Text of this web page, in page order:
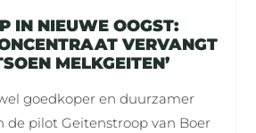
IN NIEUWE OOGST:
VERVANGT
MELKGEITEN’
goedkoper en duurzamer
de pilot Geitenstroop van Boer